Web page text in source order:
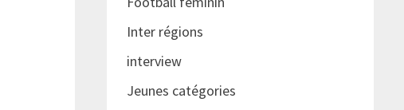
Inter régions
interview
Jeunes catégories